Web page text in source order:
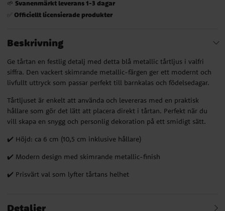
🌱 Svanenmärkt leverans 1-3 dagar
✅ Officiellt licensierade produkter
Beskrivning
Ge tårtan en festlig detalj med detta blå metallic tårtljus i valfri
siffra. Den vackert skimrande metallic-färgen ger ett modernt och
livfullt uttryck som passar perfekt till barnkalas och födelsedagar.
Tårtljuset är enkelt att använda och levereras med en praktisk
hållare som gör det lätt att placera direkt i tårtan. Perfekt när du
vill skapa en snygg och personlig dekoration på ett smidigt sätt.
✔️ Höjd: ca 6 cm (10,5 cm inklusive hållare)
✔️ Modern design med skimrande metallic-finish
✔️ Prisvärt val som lyfter tårtans helhet
Detaljer